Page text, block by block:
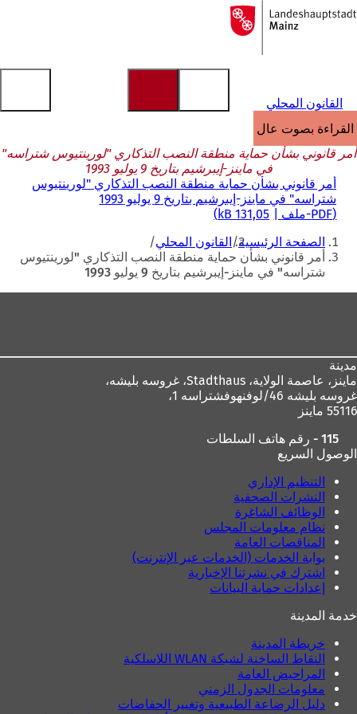
الانتقال إلى المحتوى
إلى
الصفحة
القانون المحلي
القراءة بصوت عالٍ
أمر قانوني بشأن حماية منطقة النصب التذكاري "لورينتيوس شتراسه"
في ماينز-إيبرشيم بتاريخ 9 يوليو 1993
أمر قانوني بشأن حماية منطقة النصب التذكاري "لورينتيوس
شتراسه" في ماينز-إيبرشيم بتاريخ 9 يوليو 1993
PDF-ملف 131,05 kB
أنت
هنا
الصفحة الرئيسية القانون المحلي
أمر قانوني بشأن حماية منطقة النصب التذكاري "لورينتيوس
شتراسه" في ماينز-إيبرشيم بتاريخ 9 يوليو 1993
مدينة
ماينز، عاصمة الولاية،
غروسه بليشه 46/لوفنهوفشتراسه 1،
55116 ماينز
115 - رقم هاتف السلطات
الوصول السريع
التنظيم الإداري
النشرات الصحفية
الوظائف الشاغرة
نظام معلومات المجلس
المناقصات العامة
بوابة الخدمات (الخدمات عبر الإنترنت)
اشترك في نشرتنا الإخبارية
إعدادات حماية البيانات
خدمة المدينة
خريطة المدينة
النقاط الساخنة لشبكة WLAN اللاسلكية
المراحيض العامة
معلومات الجدول الزمني
دليل الرضاعة الطبيعية وتغيير الحفاضات